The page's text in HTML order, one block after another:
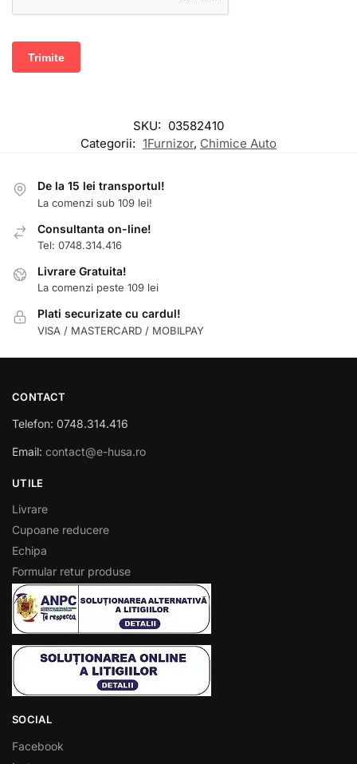
SKU: 03582410
Categorii: 1Furnizor, Chimice Auto
De la 15 lei transportul!
La comenzi sub 109 lei!
Consultanta on-line!
Tel: 0748.314.416
Livrare Gratuita!
La comenzi peste 109 lei
Plati securizate cu cardul!
VISA / MASTERCARD / MOBILPAY
CONTACT
Telefon: 0748.314.416
Email: contact@e-husa.ro
UTILE
Livrare
Cupoane reducere
Echipa
Formular retur produse
SOCIAL
Facebook